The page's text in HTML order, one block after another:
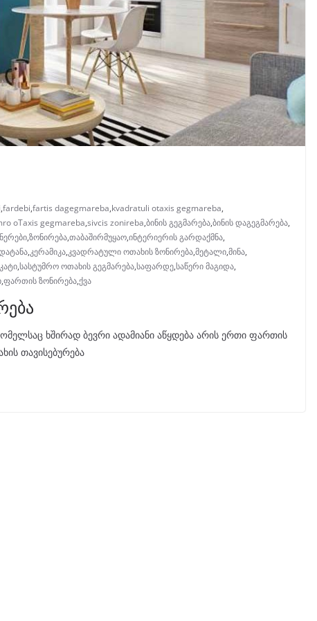
,fardebi,fartis dagegmareba,kvadratuli otaxis gegmareba,
oTaxis gegmareba,sivcis zonireba,ბინის გეგმარება,ბინის დაგეგმარება,
,ზონირება,თაბაშირმუყაო,ინტერიერის გარდაქმნა,
,კერამიკა,კვადრატული ოთახის ზონირება,მეტალი,მინა,
,სასტუმრო ოთახის გეგმარება,საფარდე,საწერი მაგიდა,
,ფართის ზონირება,ქვა
ხშირად ბევრი ადამიანი აწყდება არის ერთი ფართის
თავისებურება